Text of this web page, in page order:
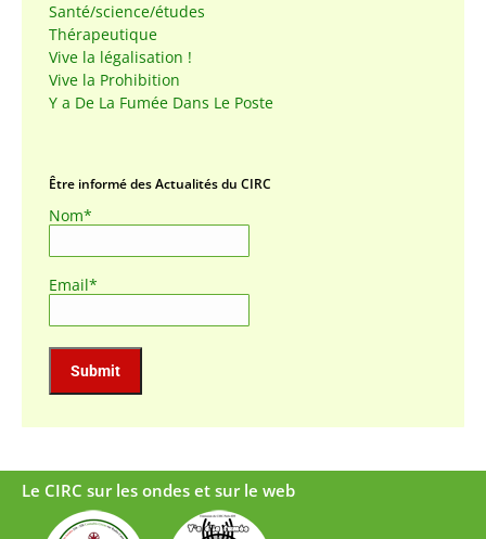
Santé/science/études
Thérapeutique
Vive la légalisation !
Vive la Prohibition
Y a De La Fumée Dans Le Poste
Être informé des Actualités du CIRC
Nom*
Email*
Le CIRC sur les ondes et sur le web